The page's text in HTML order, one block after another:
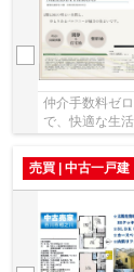
仲介手数料ゼ
で、快適な生
売買 | 中古一戸建